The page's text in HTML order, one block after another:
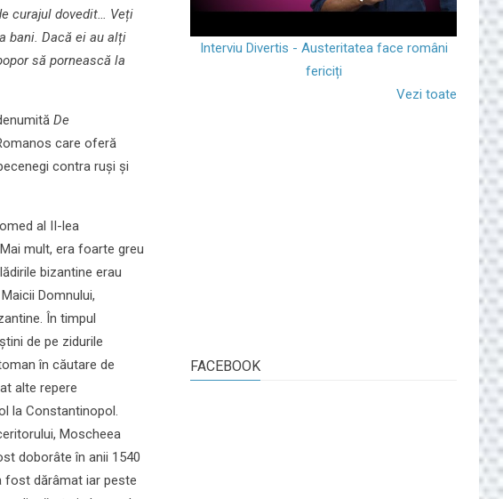
curajul dovedit… Veți
bani. Dacă ei au alți
să pornească la
De
care oferă
contra ruși și
al II-lea
mult, era foarte greu
bizantine erau
Domnului,
În timpul
de pe zidurile
în căutare de
alte repere
la Constantinopol.
Moscheea
doborâte în anii 1540
fost dărâmat iar peste
Interviu Divertis - Austeritatea face români
fericiți
Vezi toate
FACEBOOK